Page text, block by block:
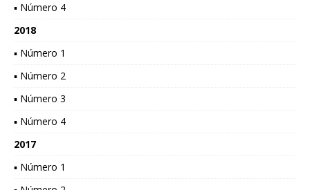
▪ Número 4
2018
▪ Número 1
▪ Número 2
▪ Número 3
▪ Número 4
2017
▪ Número 1